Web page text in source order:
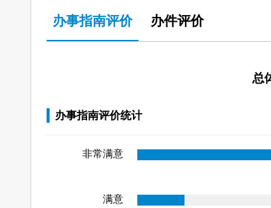
办事指南评价 办件评价
总
办事指南评价统计
非常满意
满意